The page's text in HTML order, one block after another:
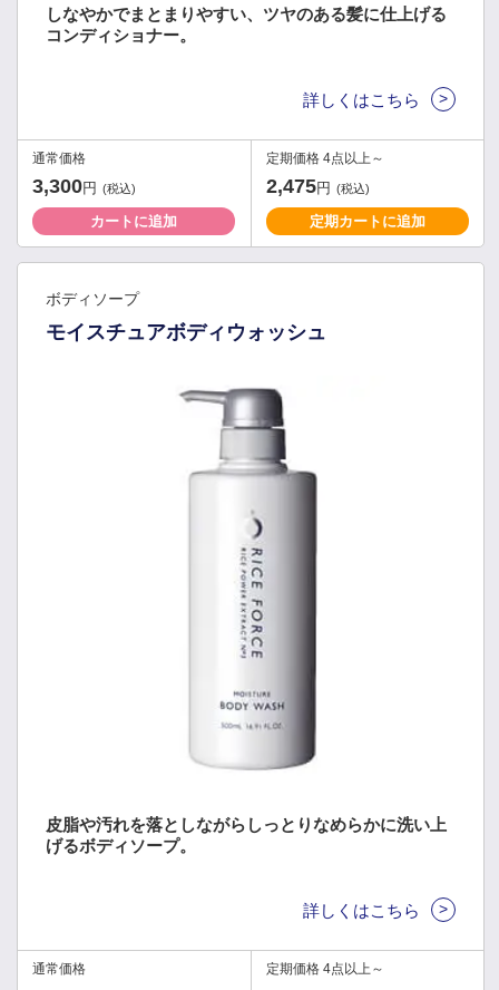
しなやかでまとまりやすい、ツヤのある髪に仕上げる
コンディショナー。
詳しくはこちら >
通常価格
3,300円 (税込)
カートに追加
定期価格 4点以上～
2,475円 (税込)
定期カートに追加
ボディソープ
モイスチュアボディウォッシュ
皮脂や汚れを落としながらしっとりなめらかに洗い上
げるボディソープ。
詳しくはこちら >
通常価格 定期価格 4点以上～